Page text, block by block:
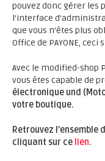
pouvez donc gérer les
l'interface
que vous n’êtes plus
Office de PAYONE,
Avec le modified-shop
vous êtes capable de
électronique und
votre boutique.
Retrouvez
cliquant sur ce lien.